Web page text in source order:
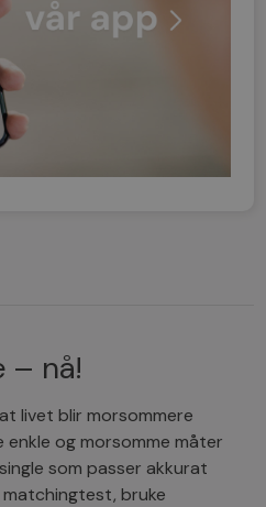
– nå!
livet blir morsommere
enkle og morsomme måter
som passer akkurat
matchingtest, bruke